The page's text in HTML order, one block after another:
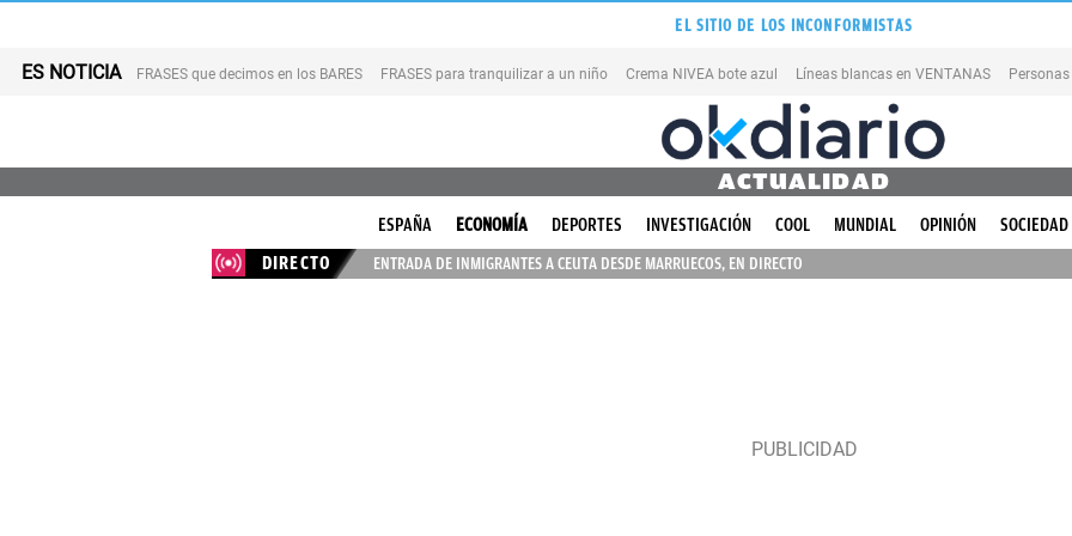
EL SITIO DE LOS INCONFORMISTAS
ES NOTICIA FRASES que decimos en los BARES FRASES para tranquilizar a un niño Crema NIVEA bote azul Líneas blancas en VENTANAS Personas
ACTUALIDAD
ESPAÑA ECONOMÍA DEPORTES INVESTIGACIÓN COOL MUNDIAL OPINIÓN SOCIEDAD
DIRECTO
ENTRADA DE INMIGRANTES A CEUTA DESDE MARRUECOS, EN DIRECTO